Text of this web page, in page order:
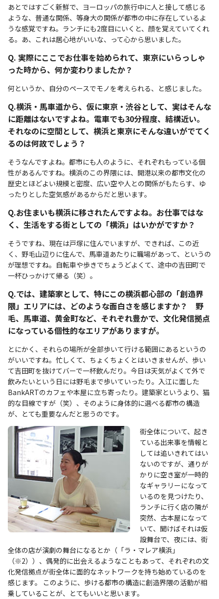
あとではすごく新鮮で、ヨーロッパの旅行中に人と接して感じる
ような、普通な関係、等身大の関係が都市の中に存在しているよ
うな感覚ですね。ランチにも2度目にいくと、顔を覚えていてくれ
る。あ、これは居心地がいいな、って心から思いました。
Q. 実際にここでお仕事を始められて、東京にいらっしゃ
った時から、何か変わりましたか？
何というか、自分のペースでモノを考えられる、と感じました。
Q.横浜・馬車道から、仮に東京・渋谷として、実はそんな
に距離はないですよね。電車でも30分程度、結構近い。
それなのに空間として、横浜と東京にそんな違いがでてく
るのは何故でしょう？
そうなんですよね。都市にも人のように、それぞれもっている個
性があるんですね。横浜のこの界隈には、開港以来の都市文化の
歴史とほどよい規模と密度、広い空や人との関係がもたらす、ゆ
ったりとした空気感があるからだと思います。
Q.お住まいも横浜に移されたんですよね。お仕事ではな
く、生活をする街としての「横浜」はいかがですか？
そうですね、現在は戸塚に住んでいますが、できれば、この近
く、野毛山辺りに住んで、馬車道あたりに職場があって、というの
が理想ですね。自転車や歩きでちょうどよくて、途中の吉田町で
一杯ひっかけて帰る（笑）。
Q.では、建築家として、特にこの横浜都心部の「創造界
隈」エリアには、どのような面白さを感じますか？ 野
毛、馬車道、黄金町など、それぞれ豊かで、文化発信拠点
になっている個性的なエリアがありますが。
とにかく、それらの場所が全部歩いて行ける範囲にあるというの
がいいですね。忙しくて、ちょくちょくとはいきませんが、歩い
て吉田町を抜けてバーで一杯飲んだり。今日は天気がよくて外で
飲みたいという日には野毛まで歩いていったり。入江に面した
BankARTのカフェや本屋に立ち寄ったり。建築家というより、猫
的な目線ですが（笑）、そのように身体的に選べる都市の構造
が、とても重要なんだと思うのです。
街全体について、起き
ている出来事を情報と
しては追いきれてはい
ないのですが、通りが
かりに空き室が一時的
なギャラリーになって
いるのを見つけたり、
ランチに行く店の隣が
突然、古本屋になって
いて、聞けばそれは仮
設舞台で、夜には、街
全体の店が演劇の舞台になるとか（「ラ・マレア横浜」
（※2））、偶発的に出会えるようなこともあって、それぞれの文
化発信拠点が街全体に面的なネットワークを持ち始めているのを
感じます。 このように、歩ける都市の構造に創造界隈の活動が相
乗していることが、とてもいいと思います。